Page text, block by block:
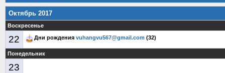
Октябрь 2017
Воскресенье
22 Дни рождения vuhangvu567@gmail.com (32)
Понедельник
23